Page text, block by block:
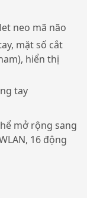
neo mã não
mặt số cắt
hiển thị
tay
mở rộng sang
16 động